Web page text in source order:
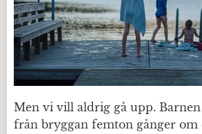
Men vi vill aldrig gå upp.
från bryggan femton gånger om